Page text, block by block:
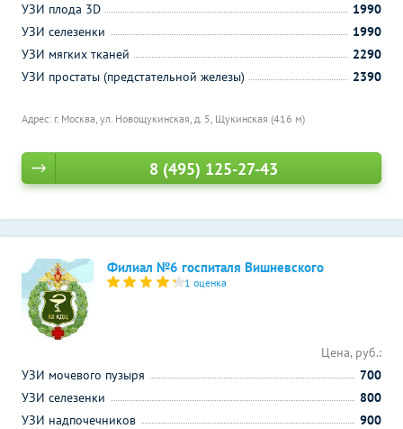
Адрес: г. Москва, ул. Новощукинская, д. 5, Щукинская (416 м)
УЗИ плода 3D
1990
УЗИ селезенки
1990
УЗИ мягких тканей
2290
УЗИ простаты (предстательной железы)
2390
8 (495) 125-27-43
Филиал №6 госпиталя Вишневского
1 оценка
Цена, руб.:
УЗИ мочевого пузыря
700
УЗИ селезенки
800
УЗИ надпочечников
900